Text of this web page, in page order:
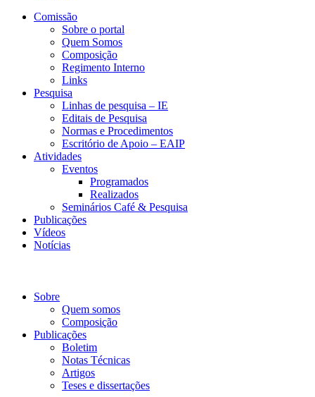
Comissão
Sobre o portal
Quem Somos
Composição
Regimento Interno
Links
Pesquisa
Linhas de pesquisa – IE
Editais de Pesquisa
Normas e Procedimentos
Escritório de Apoio – EAIP
Atividades
Eventos
Programados
Realizados
Seminários Café & Pesquisa
Publicações
Vídeos
Notícias
Sobre
Quem somos
Composição
Publicações
Boletim
Notas Técnicas
Artigos
Teses e dissertações